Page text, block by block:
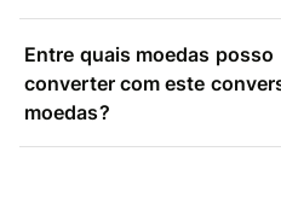
Entre quais moedas posso
converter com este
moedas?